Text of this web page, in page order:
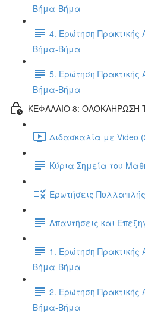
Βήμα-Βήμα
4. Ερώτηση
Βήμα-Βήμα
5. Ερώτηση
Βήμα-Βήμα
ΚΕΦΑΛΑΙΟ 8: ΟΛΟΚΛΗΡΩΣΗ
Διδασκαλία με Video
Κύρια Σημεία του
Ερωτήσεις
Απαντήσεις και
1. Ερώτηση
Βήμα-Βήμα
2. Ερώτηση
Βήμα-Βήμα